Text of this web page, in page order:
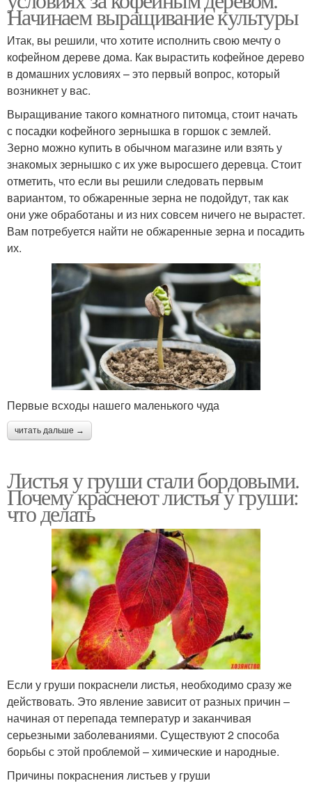
Начинаем выращивание культуры
Итак, вы решили, что хотите исполнить свою мечту о
кофейном дереве дома. Как вырастить кофейное дерево
в домашних условиях – это первый вопрос, который
возникнет у вас.
Выращивание такого комнатного питомца, стоит начать
с посадки кофейного зернышка в горшок с землей.
Зерно можно купить в обычном магазине или взять у
знакомых зернышко с их уже выросшего деревца. Стоит
отметить, что если вы решили следовать первым
вариантом, то обжаренные зерна не подойдут, так как
они уже обработаны и из них совсем ничего не вырастет.
Вам потребуется найти не обжаренные зерна и посадить
их.
Первые всходы нашего маленького чуда
читать дальше →
Листья у груши стали бордовыми.
Почему краснеют листья у груши:
что делать
Если у груши покраснели листья, необходимо сразу же
действовать. Это явление зависит от разных причин –
начиная от перепада температур и заканчивая
серьезными заболеваниями. Существуют 2 способа
борьбы с этой проблемой – химические и народные.
Причины покраснения листьев у груши